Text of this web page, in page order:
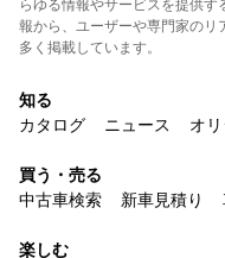
らゆる情報やサービスを提供
報から、ユーザーや専門家のリ
多く掲載しています。
知る
カタログ
ニュース オ
買う・売る
中古車検索
新車見積り
楽しむ